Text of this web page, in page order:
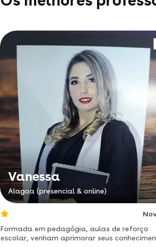
Vanessa
Alagoa (presencial & online)
Formada em pedagógia, aulas de reforço
escolar, venham aprimorar seus